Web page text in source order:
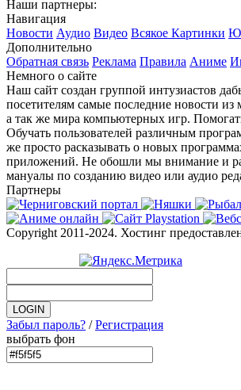
Наши партнеры:
Навигация
Новости Аудио Видео Всякое Картинки
Дополнительно
Обратная связь Реклама Правила Аниме
Немного о сайте
Наш сайт создан группой интузиастов
посетителям самые последние новости из
а так же мира компьютерных игр.
Обучать пользователей различным
же просто расказывать о новых
приложений. Не обошли мы внимание и
мануалы по созданию видео или аудио
Партнеры
Copyright 2011-2024. Хостинг
Забыл пароль? /Регистрация
выбрать фон